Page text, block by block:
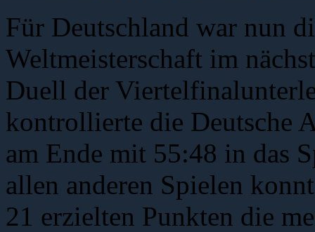
Für Deutschland war nun
Weltmeisterschaft im
Duell der
kontrollierte die Deutsche
am Ende mit 55:48 in das
allen anderen Spielen
21 erzielten Punkten die